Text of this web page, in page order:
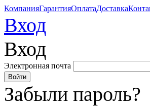
КомпанияГарантияОплатаДоставка
Вход
Вход
Электронная почта
Забыли пароль?